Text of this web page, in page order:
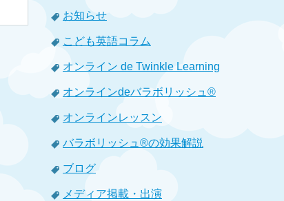
お知らせ
こども英語コラム
オンライン de Twinkle Learning
オンラインdeバラボリッシュ®
オンラインレッスン
バラボリッシュ®の効果解説
ブログ
メディア掲載・出演